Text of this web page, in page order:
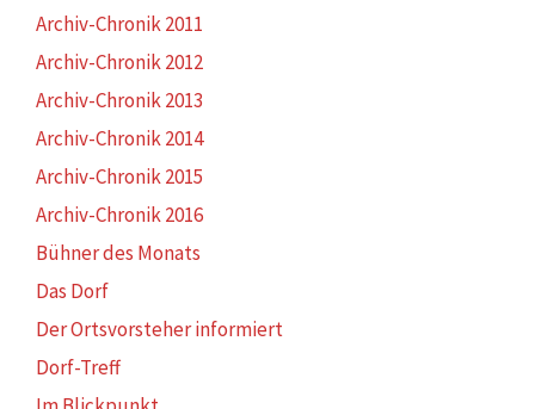
Archiv-Chronik 2011
Archiv-Chronik 2012
Archiv-Chronik 2013
Archiv-Chronik 2014
Archiv-Chronik 2015
Archiv-Chronik 2016
Bühner des Monats
Das Dorf
Der Ortsvorsteher informiert
Dorf-Treff